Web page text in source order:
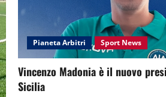
Pianeta Arbitri Sport News
Vincenzo Madonia è il nuovo
Sicilia